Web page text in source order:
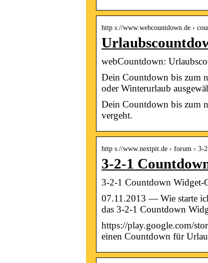
http s://www.webcountdown.de ›
webCountdown:
Dein Countdown bis zum
oder Winterurlaub
Dein Countdown bis zum
vergeht.
http s://www.nextpit.de › forum › 3-
3-2-1
3-2-1 Countdown Widget-
07.11.2013 — Wie starte
das 3-2-1 Countdown
https://play.google.com/
einen Countdown für